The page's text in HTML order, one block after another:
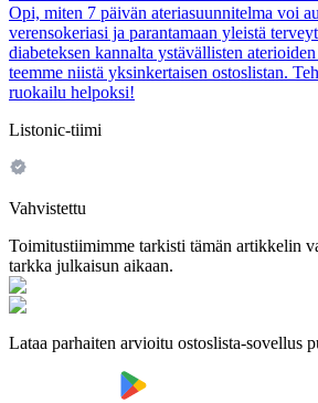
Opi, miten 7 päivän ateriasuunnitelma voi
verensokeriasi ja parantamaan yleistä
diabeteksen kannalta ystävällisten
teemme niistä yksinkertaisen ostoslistan.
ruokailu helpoksi!
Listonic-tiimi
Vahvistettu
Toimitustiimimme tarkisti tämän artikkelin
tarkka julkaisun aikaan.
Lataa parhaiten arvioitu ostoslista-sovellus